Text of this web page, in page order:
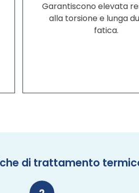
Garantiscono elevata
alla torsione e lunga
fatica.
di trattamento